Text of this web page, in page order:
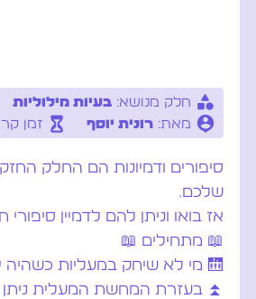
חלק מנושא:בעיות מילוליות
מאת:רונית יוסף זמן
סיפורים ודמיונות הם החלק
שלכם.
אז בואו וניתן להם לדמיין סיפורי
📖 מתחילים 📖
🛗 מי לא שיחק במעליות כשהיה ילד?! 😊
⏫ בעזרת המחשת המעלית ניתן